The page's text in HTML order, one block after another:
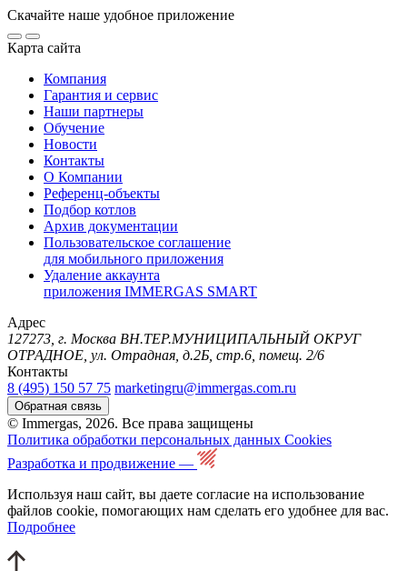
Скачайте наше удобное приложение
Карта сайта
Компания
Гарантия и сервис
Наши партнеры
Обучение
Новости
Контакты
О Компании
Референц-объекты
Подбор котлов
Архив документации
Пользовательское соглашение
для мобильного приложения
Удаление аккаунта
приложения IMMERGAS SMART
Адрес
127273, г. Москва ВН.ТЕР.МУНИЦИПАЛЬНЫЙ ОКРУГ
ОТРАДНОЕ, ул. Отрадная, д.2Б, стр.6, помещ. 2/6
Контакты
8 (495) 150 57 75 marketingru@immergas.com.ru
Обратная связь
© Immergas, 2026. Все права защищены
Политика обработки персональных данных Cookies
Разработка и продвижение —
Используя наш сайт, вы даете согласие на использование
файлов cookie, помогающих нам сделать его удобнее для вас.
Подробнее